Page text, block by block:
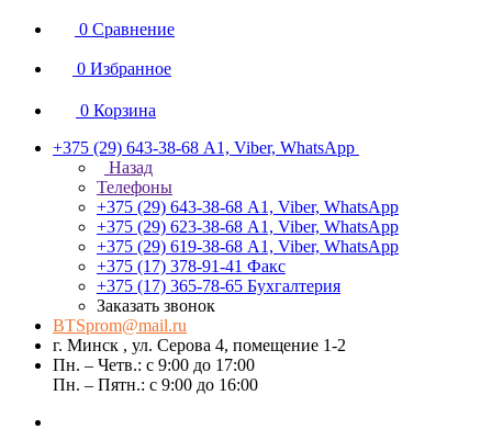
0 Сравнение
0 Избранное
0 Корзина
+375 (29) 643-38-68 А1, Viber, WhatsApp
Назад
Телефоны
+375 (29) 643-38-68 А1, Viber, WhatsApp
+375 (29) 623-38-68 А1, Viber, WhatsApp
+375 (29) 619-38-68 А1, Viber, WhatsApp
+375 (17) 378-91-41 Факс
+375 (17) 365-78-65 Бухгалтерия
Заказать звонок
BTSprom@mail.ru
г. Минск , ул. Серова 4, помещение 1-2
Пн. – Четв.: с 9:00 до 17:00
Пн. – Пятн.: с 9:00 до 16:00